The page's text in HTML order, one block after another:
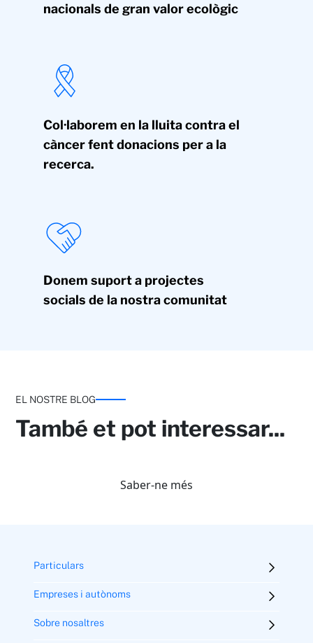
nacionals de gran valor ecològic
Col·laborem en la lluita contra el
càncer fent donacions per a la
recerca.
Donem suport a projectes
socials de la nostra comunitat
EL NOSTRE BLOG
També et pot interessar...
Saber-ne més
Particulars
Empreses i autònoms
Sobre nosaltres